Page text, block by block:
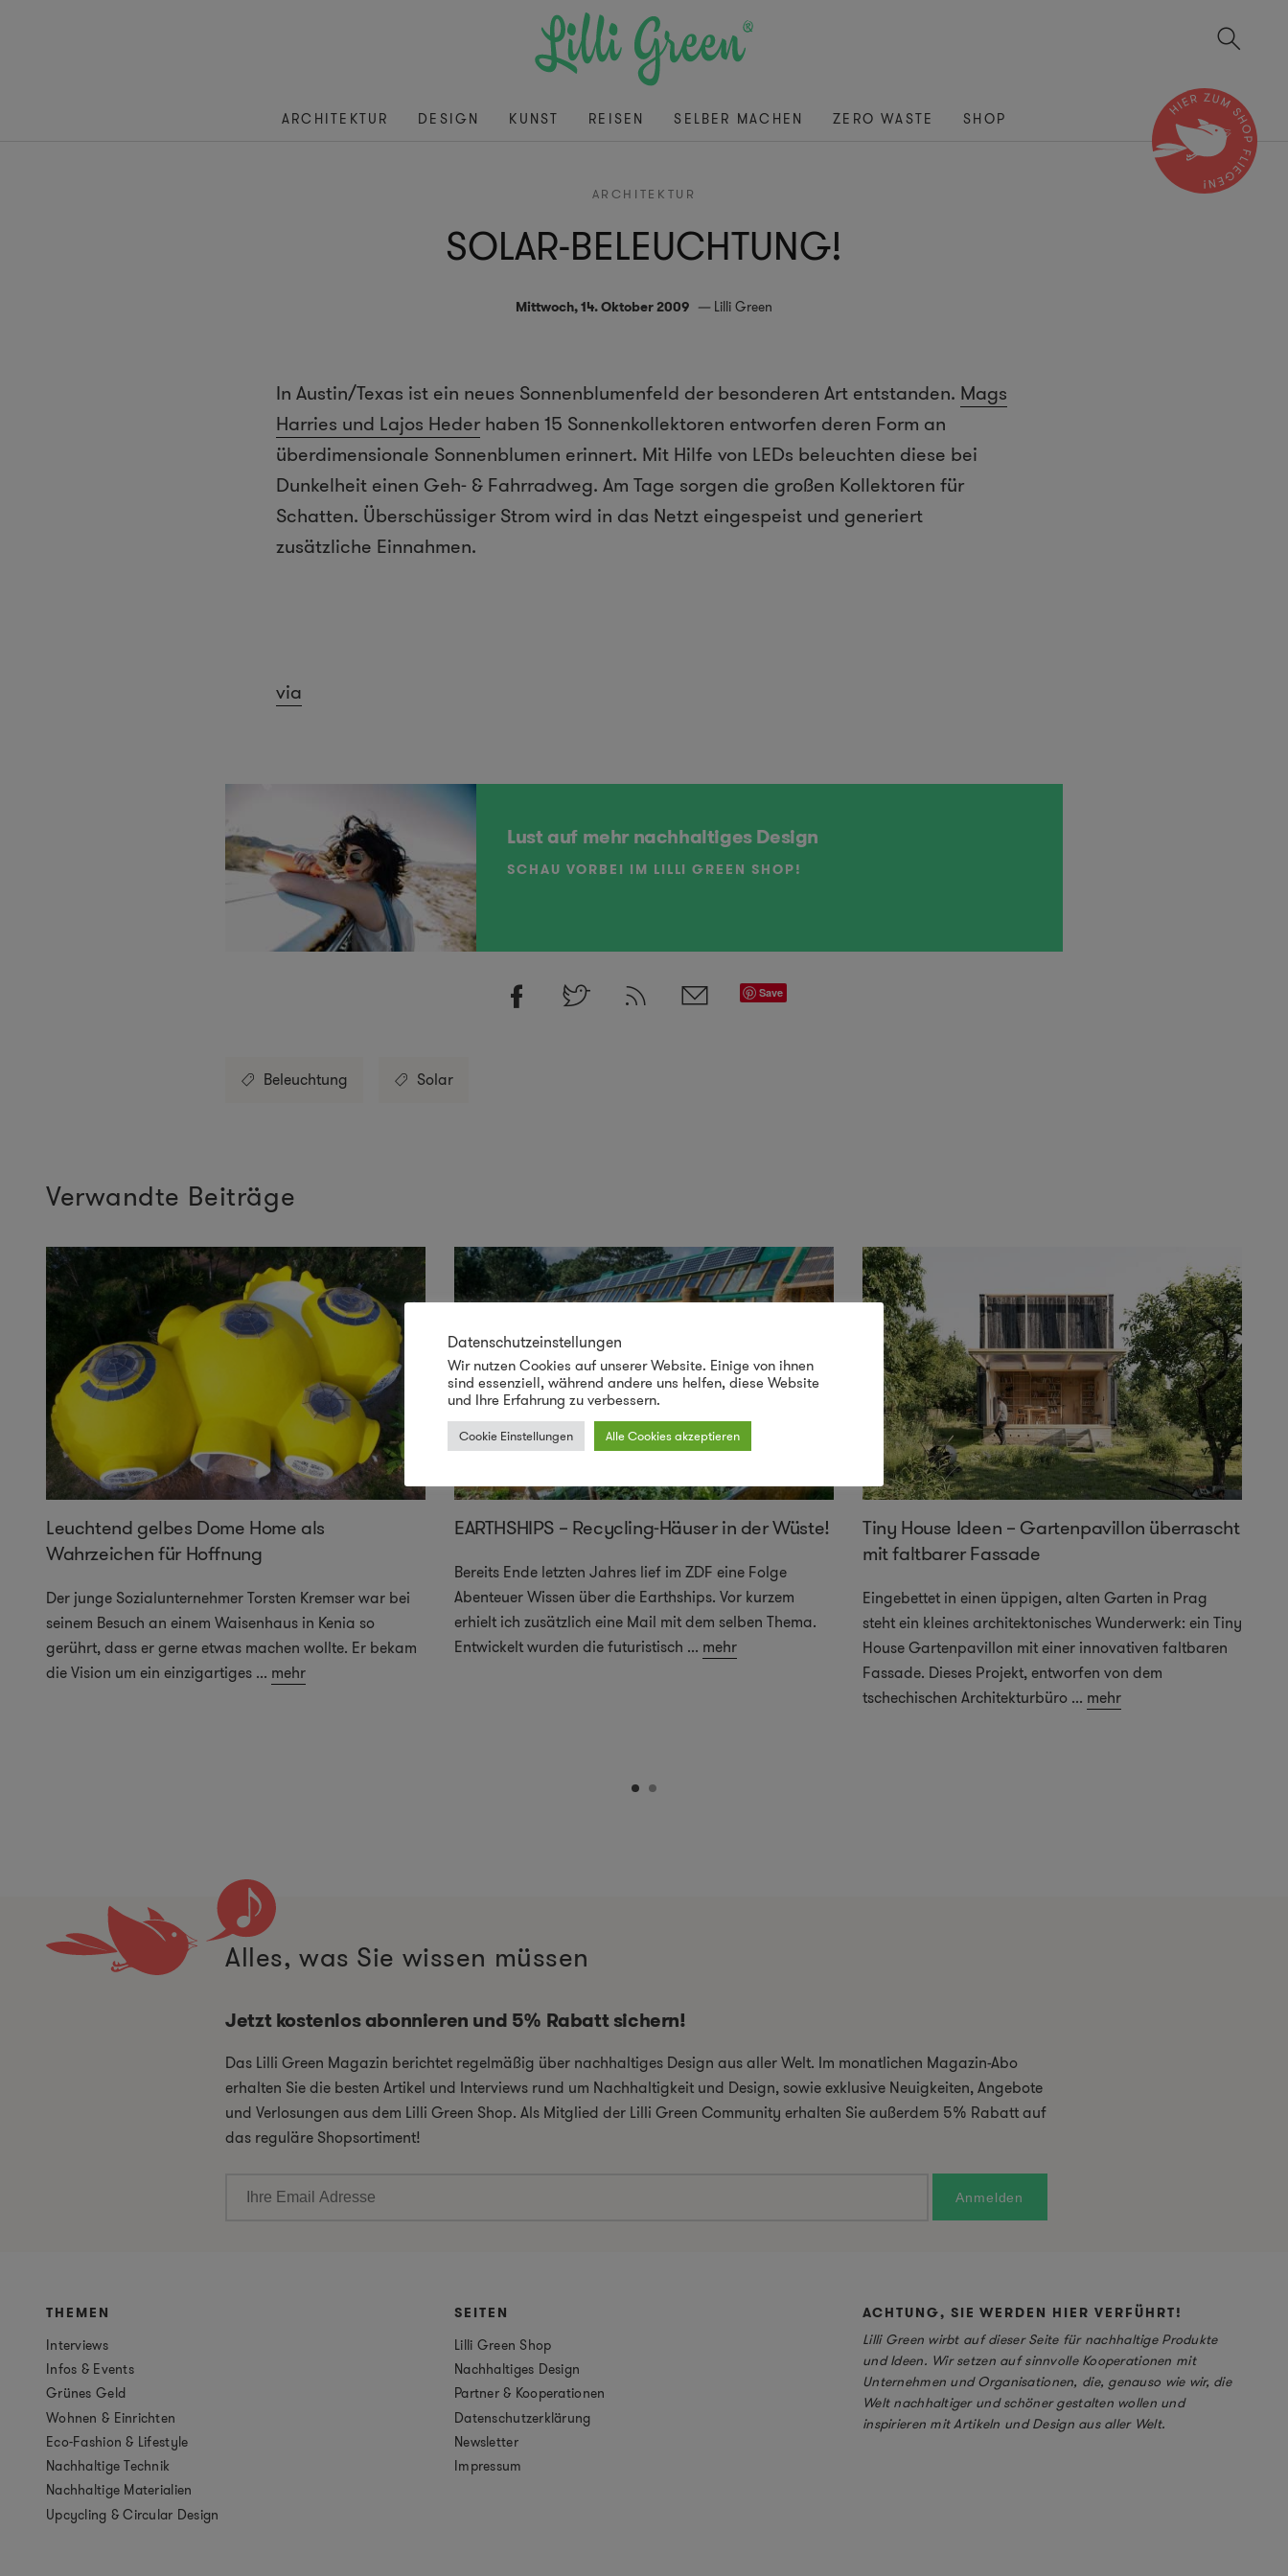
ARCHITEKTUR DESIGN KUNST REISEN SELBER MACHEN ZERO WASTE SHOP
ARCHITEKTUR
SOLAR-BELEUCHTUNG!
Mittwoch, 14. Oktober 2009 Lilli Green
In Austin/Texas ist ein neues Sonnenblumenfeld der besonderen Art entstanden. Mags
Harries und Lajos Heder haben 15 Sonnenkollektoren entworfen deren Form an
überdimensionale Sonnenblumen erinnert. Mit Hilfe von LEDs beleuchten diese bei
Dunkelheit einen Geh- & Fahrradweg. Am Tage sorgen die großen Kollektoren für
Schatten. Überschüssiger Strom wird in das Netzt eingespeist und generiert
zusätzliche Einnahmen.
via
Lust auf mehr nachhaltiges Design
SCHAU VORBEI IM LILLI GREEN SHOP!
Save
Beleuchtung Solar
Verwandte Beiträge
Leuchtend gelbes Dome Home als
Wahrzeichen für Hoffnung
Der junge Sozialunternehmer Torsten Kremser war bei
seinem Besuch an einem Waisenhaus in Kenia so
gerührt, dass er gerne etwas machen wollte. Er bekam
die Vision um ein einzigartiges ... mehr
EARTHSHIPS – Recycling-Häuser in der Wüste!
Bereits Ende letzten Jahres lief im ZDF eine Folge
Abenteuer Wissen über die Earthships. Vor kurzem
erhielt ich zusätzlich eine Mail mit dem selben Thema.
Entwickelt wurden die futuristisch ... mehr
Tiny House Ideen – Gartenpavillon überrascht
mit faltbarer Fassade
Eingebettet in einen üppigen, alten Garten in Prag
steht ein kleines architektonisches Wunderwerk: ein Tiny
House Gartenpavillon mit einer innovativen faltbaren
Fassade. Dieses Projekt, entworfen von dem
tschechischen Architekturbüro ... mehr
Alles, was Sie wissen müssen
Jetzt kostenlos abonnieren und 5% Rabatt sichern!
Das Lilli Green Magazin berichtet regelmäßig über nachhaltiges Design aus aller Welt. Im monatlichen Magazin-Abo
erhalten Sie die besten Artikel und Interviews rund um Nachhaltigkeit und Design, sowie exklusive Neuigkeiten, Angebote
und Verlosungen aus dem Lilli Green Shop. Als Mitglied der Lilli Green Community erhalten Sie außerdem 5% Rabatt auf
das reguläre Shopsortiment!
THEMEN
Interviews
Infos & Events
Grünes Geld
Wohnen & Einrichten
Eco-Fashion & Lifestyle
Nachhaltige Technik
Nachhaltige Materialien
Upcycling & Circular Design
SEITEN
Lilli Green Shop
Nachhaltiges Design
Partner & Kooperationen
Datenschutzerklärung
Newsletter
Impressum
ACHTUNG, SIE WERDEN HIER VERFÜHRT!
Lilli Green wirbt auf dieser Seite für nachhaltige Produkte
und Ideen. Wir setzen auf sinnvolle Kooperationen mit
Unternehmen und Organisationen, die, genauso wie wir, die
Welt nachhaltiger und schöner gestalten wollen und
inspirieren mit Artikeln und Design aus aller Welt.
Datenschutzeinstellungen
Wir nutzen Cookies auf unserer Website. Einige von ihnen
sind essenziell, während andere uns helfen, diese Website
und Ihre Erfahrung zu verbessern.
Cookie Einstellungen Alle Cookies akzeptieren